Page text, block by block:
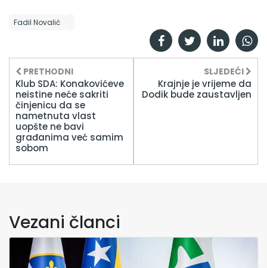
Fadil Novalić
PRETHODNI
Klub SDA: Konakovićeve
neistine neće sakriti
činjenicu da se
nametnuta vlast
uopšte ne bavi
građanima već samim
sobom
SLJEDEĆI
Krajnje je vrijeme da
Dodik bude zaustavljen
Vezani članci